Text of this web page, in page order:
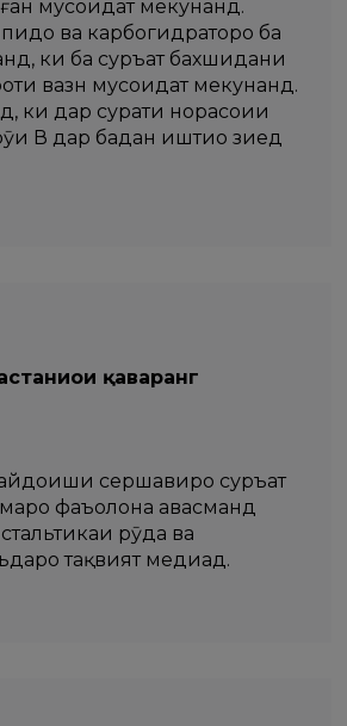
мусоидат мекунанд.
ва карбогидратҳоро ба
ки ба суръат бахшидани
вазн мусоидат мекунанд.
ки дар сурати норасоии
В дар бадан иштиҳо зиед
қаҳваранг
сершавиро суръат
фаъолона ҳавасманд
рӯда ва
тақвият медиҳад.